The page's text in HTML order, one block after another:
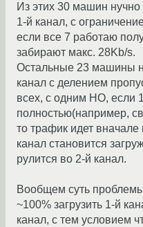
Из этих 30 машин
1-й канал, с
если все 7 работаю
забирают макс. 28Kb/s.
Остальные 23 машины
канал с делением
всех, с одним НО, если
полностью(например,
то трафик идет вначале
канал становится
рулится во 2-й канал.
Вообщем суть
~100% загрузить 1-й
канал, с тем условием